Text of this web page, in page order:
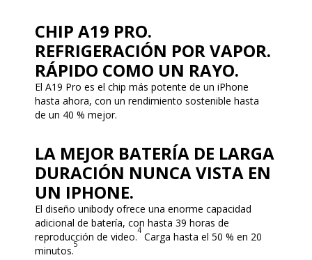
CHIP A19 PRO.
REFRIGERACIÓN POR VAPOR.
RÁPIDO COMO UN RAYO.
El A19 Pro es el chip más potente de un iPhone
hasta ahora, con un rendimiento sostenible hasta
de un 40 % mejor.
LA MEJOR BATERÍA DE LARGA
DURACIÓN NUNCA VISTA EN
UN IPHONE.
El diseño unibody ofrece una enorme capacidad
adicional de batería, con hasta 39 horas de
reproducción de video.4 Carga hasta el 50 % en 20
minutos.5